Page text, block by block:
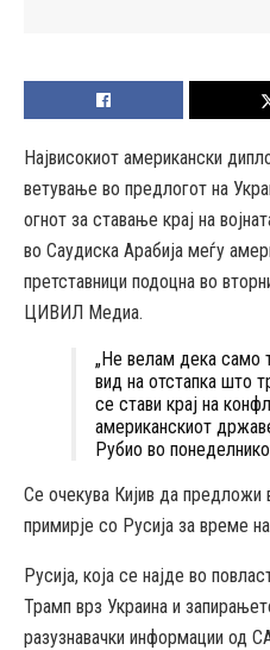
Највисокиот американски
ветување во предлогот на
огнот за ставање крај на
во Саудиска Арабија меѓу
претставници подоцна во
ЦИВИЛ Медиа.
„Не велам дека само
вид на отстапка што
се стави крај на
американскиот
Рубио во
Се очекува Кијив да
примирје со Русија за време
Русија, која се најде во
Трамп врз Украина и
разузнавачки информации од